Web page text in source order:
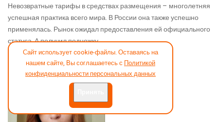
Невозвратные тарифы в средствах размещения – многолетняя
успешная практика всего мира. В России она также успешно
применялась. Рынок ожидал предоставления ей официального
статуса. А получил подножку.
Сайт использует cookie-файлы. Оставаясь на
нашем сайте, Вы соглашаетесь с Политикой
конфиденциальности персональных данных